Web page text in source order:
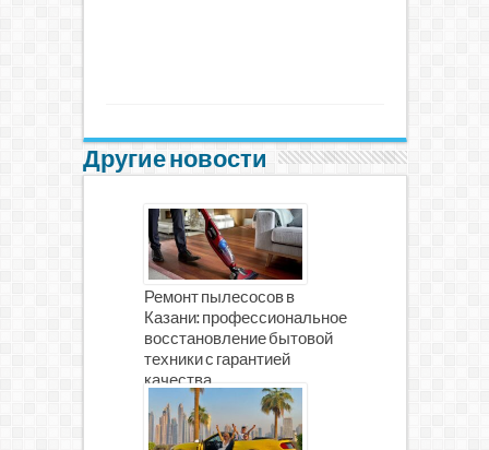
Другие новости
Ремонт пылесосов в
Казани: профессиональное
восстановление бытовой
техники с гарантией
качества